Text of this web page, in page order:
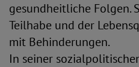
gesundheitliche Folgen.
Teilhabe und der
mit Behinderungen.
In seiner